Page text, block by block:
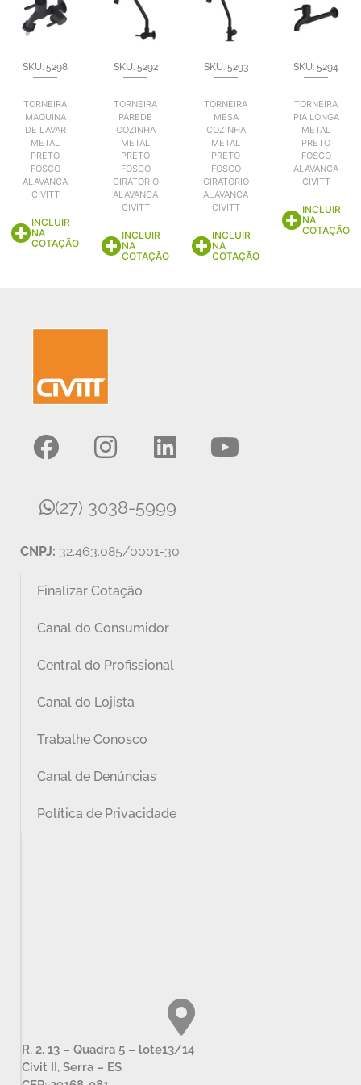
SKU: 5298
TORNEIRA
MAQUINA
DE LAVAR
METAL
PRETO
FOSCO
ALAVANCA
CIVITT
INCLUIR
NA
COTAÇÃO
SKU: 5292
TORNEIRA
PAREDE
COZINHA
METAL
PRETO
FOSCO
GIRATORIO
ALAVANCA
CIVITT
INCLUIR
NA
COTAÇÃO
SKU: 5293
TORNEIRA
MESA
COZINHA
METAL
PRETO
FOSCO
GIRATORIO
ALAVANCA
CIVITT
INCLUIR
NA
COTAÇÃO
SKU: 5294
TORNEIRA
PIA LONGA
METAL
PRETO
FOSCO
ALAVANCA
CIVITT
INCLUIR
NA
COTAÇÃO
(27) 3038-5999
CNPJ: 32.463.085/0001-30
Finalizar Cotação
Canal do Consumidor
Central do Profissional
Canal do Lojista
Trabalhe Conosco
Canal de Denúncias
Política de Privacidade
R. 2, 13 – Quadra 5 – lote13/14
Civit II, Serra – ES